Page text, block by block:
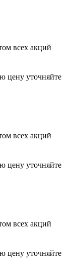
всех акций
цену уточняйте
всех акций
цену уточняйте
всех акций
цену уточняйте